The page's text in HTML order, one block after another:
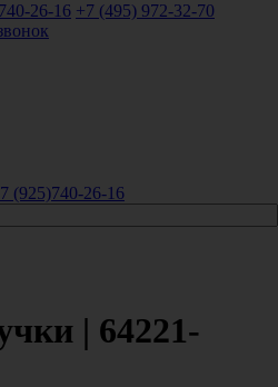
740-26-16 +7 (495) 972-32-70
(925)740-26-16
| 64221-